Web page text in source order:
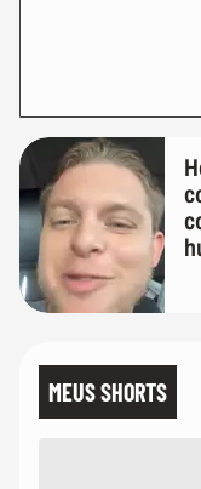
MEUS SHORTS